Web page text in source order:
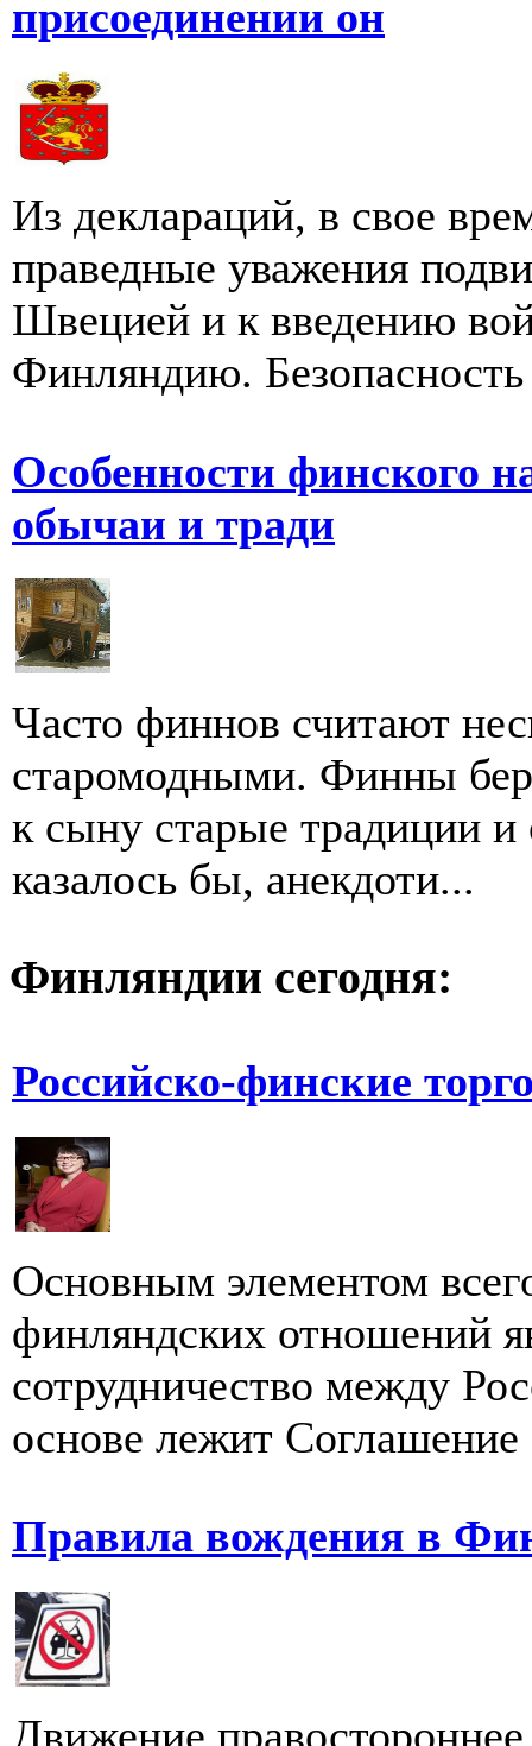
присоединении он
Из деклараций, в свое
праведные уважения
Швецией и к введению
Финляндию.
Особенности финского
обычаи и тради
Часто финнов считают
старомодными. Финны
к сыну старые традиции
казалось бы, анекдоти...
Финляндии сегодня:
Российско-финские
Основным элементом
финляндских отношений
сотрудничество между
основе лежит Соглашение
Правила вождения в
Движение